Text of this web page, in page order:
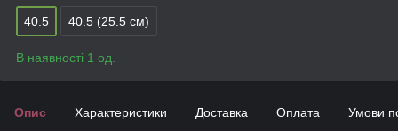
40.5 40.5 (25.5 см)
В наявності 1 од.
Опис Характеристики Доставка Оплата Умови